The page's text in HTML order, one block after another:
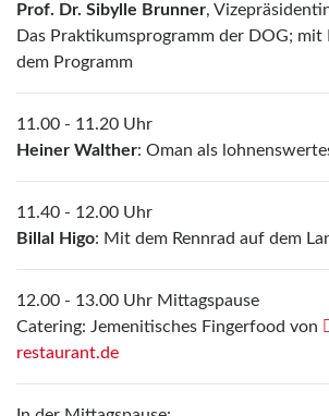
Prof. Dr. Sibylle Brunner,
Das Praktikumsprogramm der DOG; mit
dem Programm
11.00 - 11.20 Uhr
Heiner Walther: Oman als
11.40 - 12.00 Uhr
Billal Higo: Mit dem Rennrad auf dem
12.00 - 13.00 Uhr Mittagspause
Catering: Jemenitisches Fingerfood von
restaurant.de